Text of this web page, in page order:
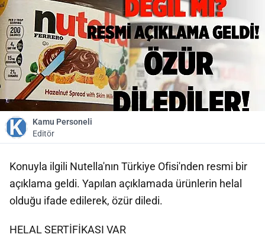
Kamu Personeli
Editör
Konuyla ilgili Nutella'nın Türkiye Ofisi'nden resmi bir
açıklama geldi. Yapılan açıklamada ürünlerin helal
olduğu ifade edilerek, özür diledi.
HELAL SERTİFİKASI VAR